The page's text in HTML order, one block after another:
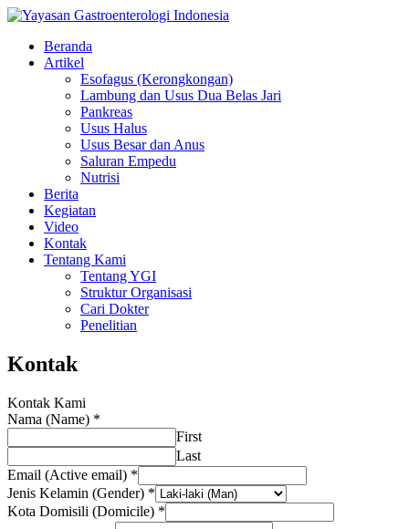
Beranda
Artikel
Esofagus (Kerongkongan)
Lambung dan Usus Dua Belas Jari
Pankreas
Usus Halus
Usus Besar dan Anus
Saluran Empedu
Nutrisi
Berita
Kegiatan
Video
Kontak
Tentang Kami
Tentang YGI
Struktur Organisasi
Cari Dokter
Penelitian
Kontak
Kontak Kami
Nama (Name) *
First
Last
Email (Active email) *
Jenis Kelamin (Gender) *
Kota Domisili (Domicile) *